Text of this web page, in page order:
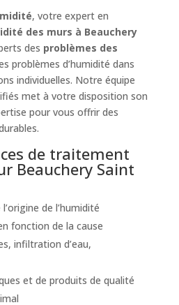
, votre expert en
des murs à Beauchery
des problèmes des
problèmes d’humidité dans
individuelles. Notre équipe
met à votre disposition son
pour vous offrir des
de traitement
Beauchery Saint
de l’humidité
fonction de la cause
infiltration d’eau,
et de produits de qualité